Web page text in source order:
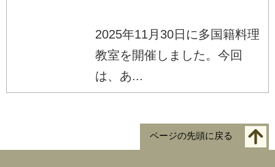
2025年11月30日に多国籍料理
教室を開催しました。今回
は、あ...
ページの先頭に戻る